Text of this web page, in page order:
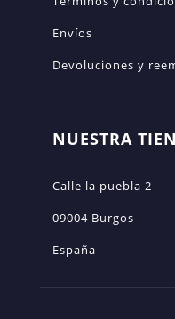
Envíos
Devoluciones y
NUESTRA
Calle la puebla 2
09004 Burgos
España